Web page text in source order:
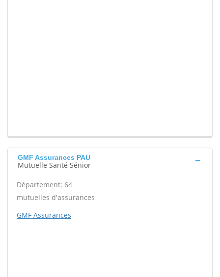
GMF Assurances PAU
Mutuelle Santé Sénior
Département: 64
mutuelles d'assurances
GMF Assurances